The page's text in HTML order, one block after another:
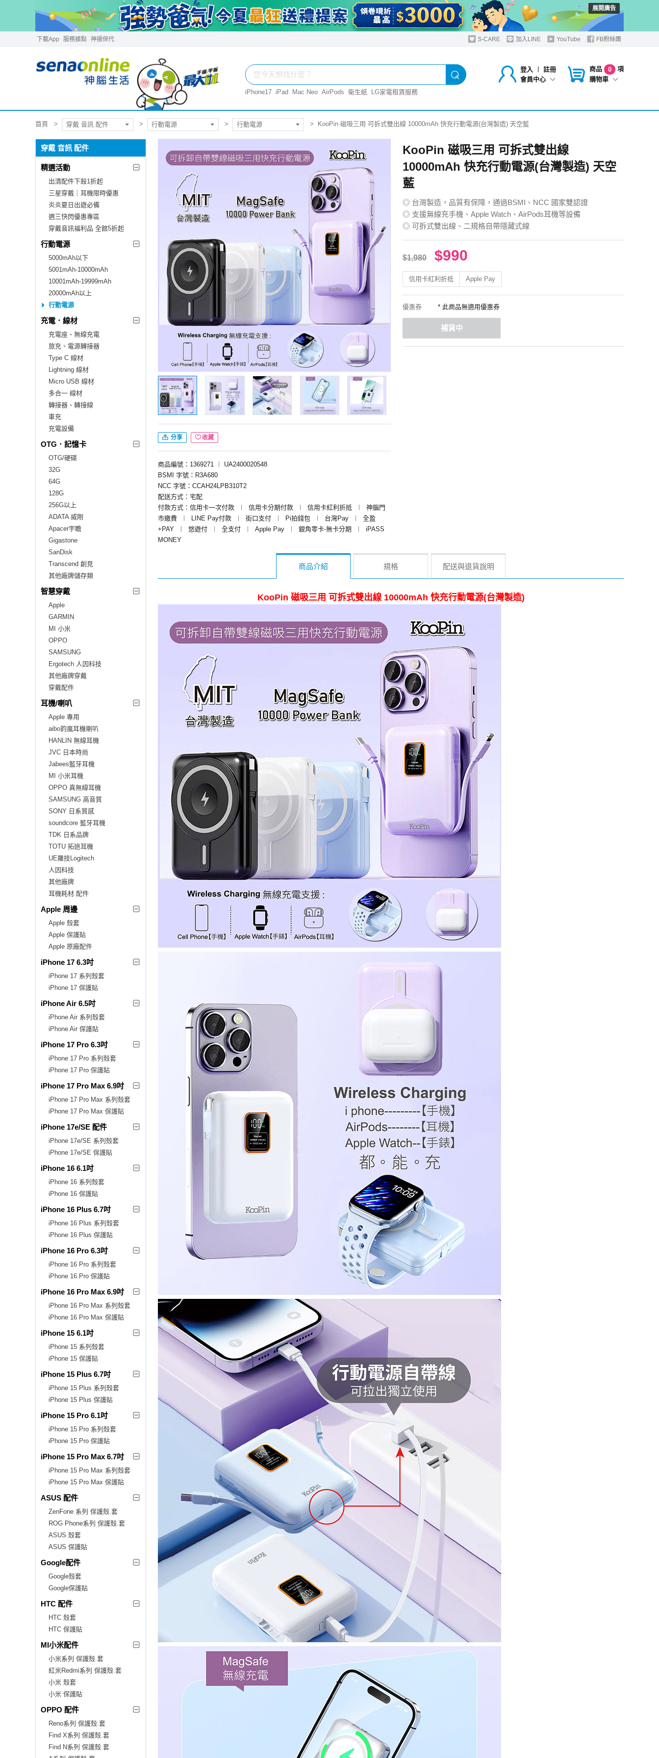
展開廣告
下載App 服務據點 神揚保代 S-CARE 加入LINE YouTube FB粉絲團
登入 ︱
註冊
會員中心
商品 0
項
購物車
iPhone17 iPad Mac Neo AirPods 衛生紙 LG家電租賃服務
首頁 穿戴 音訊 配件 行動電源 行動電源 KooPin 磁吸三用 可拆式雙出線 10000mAh 快充行動電源(台灣製造) 天空藍
穿戴 音訊 配件
精選活動
出清配件下殺1折起
三星穿戴｜耳機限時優惠
炎炎夏日出遊必備
週三快閃優惠專區
穿戴音訊福利品 全館5折起
行動電源
5000mAh以下
5001mAh-10000mAh
10001mAh-19999mAh
20000mAh以上
行動電源
充電．線材
充電座、無線充電
旅充、電源轉接器
Type C 線材
Lightning 線材
Micro USB 線材
多合一 線材
轉接器、轉接線
車充
充電設備
OTG．記憶卡
OTG/硬碟
32G
64G
128G
256G以上
ADATA 威剛
Apacer宇瞻
Gigastone
SanDisk
Transcend 創見
其他廠牌儲存類
智慧穿戴
Apple
GARMIN
MI 小米
OPPO
SAMSUNG
Ergotech 人因科技
其他廠牌穿戴
穿戴配件
耳機/喇叭
Apple 專用
aibo鈞嵐耳機喇叭
HANLIN 無線耳機
JVC 日本時尚
Jabees藍牙耳機
MI 小米耳機
OPPO 真無線耳機
SAMSUNG 高音質
SONY 日系質感
soundcore 藍牙耳機
TDK 日系品牌
TOTU 拓途耳機
UE羅技Logitech
人因科技
其他廠牌
耳機耗材.配件
Apple 周邊
Apple 殼套
Apple 保護貼
Apple 原廠配件
iPhone 17 6.3吋
iPhone 17 系列殼套
iPhone 17 保護貼
iPhone Air 6.5吋
iPhone Air 系列殼套
iPhone Air 保護貼
iPhone 17 Pro 6.3吋
iPhone 17 Pro 系列殼套
iPhone 17 Pro 保護貼
iPhone 17 Pro Max 6.9吋
iPhone 17 Pro Max 系列殼套
iPhone 17 Pro Max 保護貼
iPhone 17e/SE 配件
iPhone 17e/SE 系列殼套
iPhone 17e/SE 保護貼
iPhone 16 6.1吋
iPhone 16 系列殼套
iPhone 16 保護貼
iPhone 16 Plus 6.7吋
iPhone 16 Plus 系列殼套
iPhone 16 Plus 保護貼
iPhone 16 Pro 6.3吋
iPhone 16 Pro 系列殼套
iPhone 16 Pro 保護貼
iPhone 16 Pro Max 6.9吋
iPhone 16 Pro Max 系列殼套
iPhone 16 Pro Max 保護貼
iPhone 15 6.1吋
iPhone 15 系列殼套
iPhone 15 保護貼
iPhone 15 Plus 6.7吋
iPhone 15 Plus 系列殼套
iPhone 15 Plus 保護貼
iPhone 15 Pro 6.1吋
iPhone 15 Pro 系列殼套
iPhone 15 Pro 保護貼
iPhone 15 Pro Max 6.7吋
iPhone 15 Pro Max 系列殼套
iPhone 15 Pro Max 保護貼
ASUS 配件
ZenFone 系列 保護殼.套
ROG Phone系列 保護殼.套
ASUS 殼套
ASUS 保護貼
Google配件
Google殼套
Google保護貼
HTC 配件
HTC 殼套
HTC 保護貼
MI小米配件
小米系列 保護殼.套
紅米Redmi系列 保護殼.套
小米 殼套
小米 保護貼
OPPO 配件
Reno系列 保護殼.套
Find X系列 保護殼.套
Find N系列 保護殼.套
分享 收藏
商品編號：1369271 ︱
UA2400020548
BSMI 字號：R3A680
NCC 字號：CCAH24LPB310T2
配送方式：宅配
付款方式：信用卡一次付款
︱ 信用卡分期付款 ︱ 信用卡紅利折抵 ︱
神腦門
市繳費
︱ LINE Pay付款 ︱ 街口支付 ︱ Pi拍錢包 ︱ 台灣Pay ︱
全盈
+PAY
︱ 悠遊付 ︱ 全支付 ︱ Apple Pay ︱ 銀角零卡-無卡分期 ︱
iPASS
MONEY
KooPin 磁吸三用 可拆式雙出線
10000mAh 快充行動電源(台灣製造) 天空
藍
◎ 台灣製造，品質有保障，通過BSMI、NCC 國家雙認證
◎ 支援無線充手機、Apple Watch、AirPods耳機等設備
◎ 可拆式雙出線、二規格自帶隱藏式線
$1,980 $990
信用卡紅利折抵 Apple Pay
優惠券 * 此商品無適用優惠券
補貨中
商品介紹 規格 配送與退貨說明
KooPin 磁吸三用 可拆式雙出線 10000mAh 快充行動電源(台灣製造)